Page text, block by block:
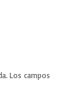
Los campos